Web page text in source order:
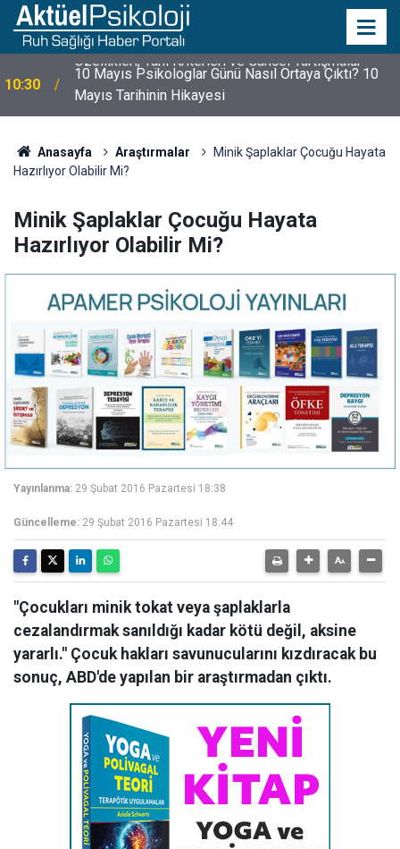
10:30
10 Mayıs Psikologlar Günü Nasıl Ortaya Çıktı? 10
Mayıs Tarihinin Hikayesi
Anasayfa Araştırmalar
Minik Şaplaklar Çocuğu Hayata
Hazırlıyor Olabilir Mi?
Minik Şaplaklar Çocuğu Hayata
Hazırlıyor Olabilir Mi?
Yayınlanma: 29 Şubat 2016 Pazartesi 18:38
Güncelleme: 29 Şubat 2016 Pazartesi 18:44
"Çocukları minik tokat veya şaplaklarla
cezalandırmak sanıldığı kadar kötü değil, aksine
yararlı." Çocuk hakları savunucularını kızdıracak bu
sonuç, ABD'de yapılan bir araştırmadan çıktı.